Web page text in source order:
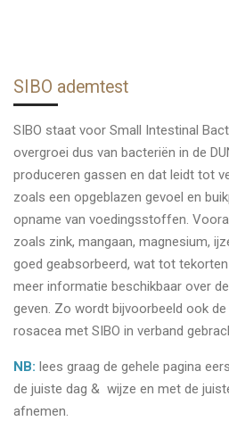
SIBO ademtest
SIBO staat voor Small Intestinal
overgroei dus van bacteriën in de
produceren gassen en dat leidt tot
zoals een opgeblazen gevoel en
opname van voedingsstoffen.
zoals zink, mangaan, magnesium,
goed geabsorbeerd, wat tot
meer informatie beschikbaar over
geven. Zo wordt bijvoorbeeld ook
rosacea met SIBO in verband
NB: lees graag de gehele pagina
de juiste dag & wijze en met de
afnemen.